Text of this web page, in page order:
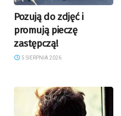
Pozują do zdjęć i
promują pieczę
zastępczą!
5 SIERPNIA 2026